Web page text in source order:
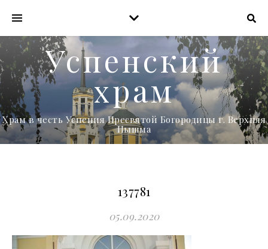
Успенский
храм
Храм в честь Успения Пресвятой Богородицы г. Верхняя
Пышма
137781
05.09.2020